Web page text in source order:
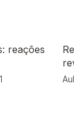
reações